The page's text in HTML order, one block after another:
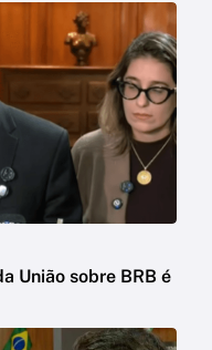
União sobre BRB é